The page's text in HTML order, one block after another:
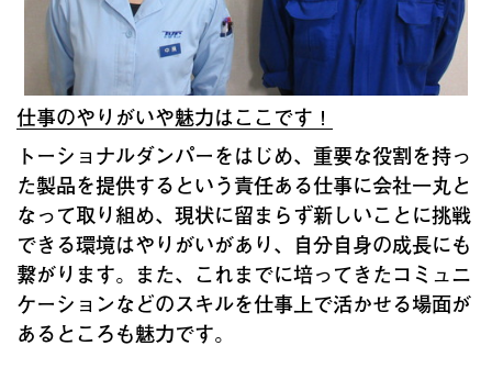
仕事のやりがいや魅力はここです！
トーショナルダンパーをはじめ、重要な役割を持っ
た製品を提供するという責任ある仕事に会社一丸と
なって取り組め、現状に留まらず新しいことに挑戦
できる環境はやりがいがあり、自分自身の成長にも
繋がります。また、これまでに培ってきたコミュニ
ケーションなどのスキルを仕事上で活かせる場面が
あるところも魅力です。